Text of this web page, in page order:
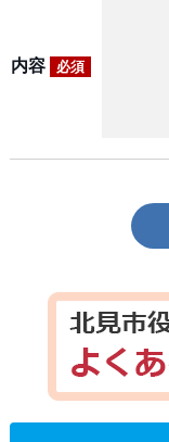
内容 必須